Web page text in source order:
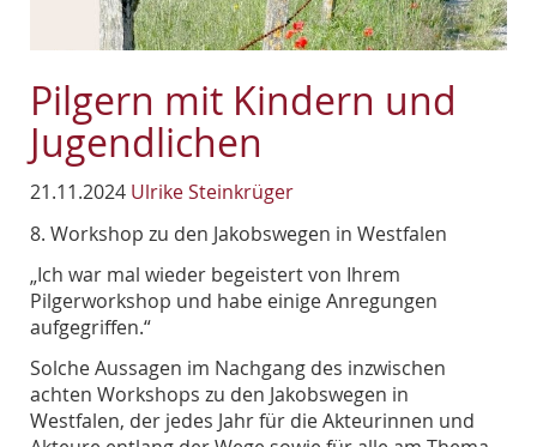
Pilgern mit Kindern und
Jugendlichen
21.11.2024 Ulrike Steinkrüger
8. Workshop zu den Jakobswegen in Westfalen
„Ich war mal wieder begeistert von Ihrem
Pilgerworkshop und habe einige Anregungen
aufgegriffen.“
Solche Aussagen im Nachgang des inzwischen
achten Workshops zu den Jakobswegen in
Westfalen, der jedes Jahr für die Akteurinnen und